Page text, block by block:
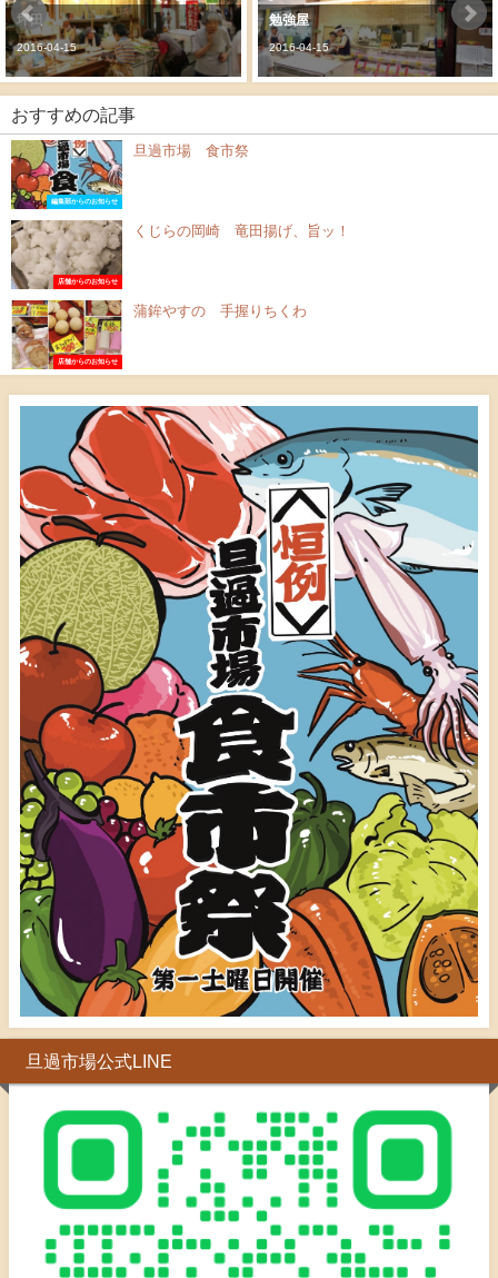
坪田
2016-04-15
勉強屋
2016-04-15
おすすめの記事
編集部からのお知らせ
旦過市場 食市祭
店舗からのお知らせ
くじらの岡崎 竜田揚げ、旨ッ！
店舗からのお知らせ
蒲鉾やすの 手握りちくわ
旦過市場公式LINE